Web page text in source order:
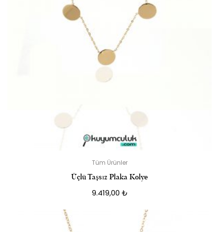
Tüm Ürünler
Üçlü Taşsız Plaka Kolye
9.419,00 ₺